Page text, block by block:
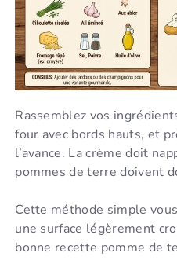
Rassemblez vos
four avec bords hauts, et
l’avance. La crème doit
pommes de terre doivent
Cette méthode simple
une surface légèrement
bonne recette pomme de